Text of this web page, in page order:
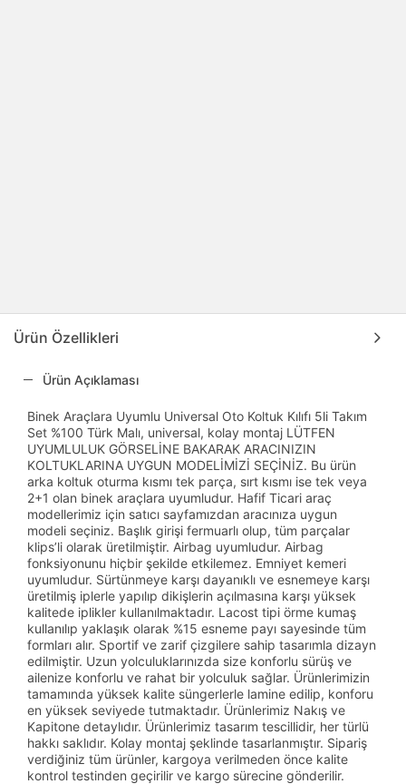
Ürün Özellikleri
Ürün Açıklaması
Binek Araçlara Uyumlu Universal Oto Koltuk Kılıfı 5li Takım
Set %100 Türk Malı, universal, kolay montaj LÜTFEN
UYUMLULUK GÖRSELİNE BAKARAK ARACINIZIN
KOLTUKLARINA UYGUN MODELİMİZİ SEÇİNİZ. Bu ürün
arka koltuk oturma kısmı tek parça, sırt kısmı ise tek veya
2+1 olan binek araçlara uyumludur. Hafif Ticari araç
modellerimiz için satıcı sayfamızdan aracınıza uygun
modeli seçiniz. Başlık girişi fermuarlı olup, tüm parçalar
klips’li olarak üretilmiştir. Airbag uyumludur. Airbag
fonksiyonunu hiçbir şekilde etkilemez. Emniyet kemeri
uyumludur. Sürtünmeye karşı dayanıklı ve esnemeye karşı
üretilmiş iplerle yapılıp dikişlerin açılmasına karşı yüksek
kalitede iplikler kullanılmaktadır. Lacost tipi örme kumaş
kullanılıp yaklaşık olarak %15 esneme payı sayesinde tüm
formları alır. Sportif ve zarif çizgilere sahip tasarımla dizayn
edilmiştir. Uzun yolculuklarınızda size konforlu sürüş ve
ailenize konforlu ve rahat bir yolculuk sağlar. Ürünlerimizin
tamamında yüksek kalite süngerlerle lamine edilip, konforu
en yüksek seviyede tutmaktadır. Ürünlerimiz Nakış ve
Kapitone detaylıdır. Ürünlerimiz tasarım tescillidir, her türlü
hakkı saklıdır. Kolay montaj şeklinde tasarlanmıştır. Sipariş
verdiğiniz tüm ürünler, kargoya verilmeden önce kalite
kontrol testinden geçirilir ve kargo sürecine gönderilir.